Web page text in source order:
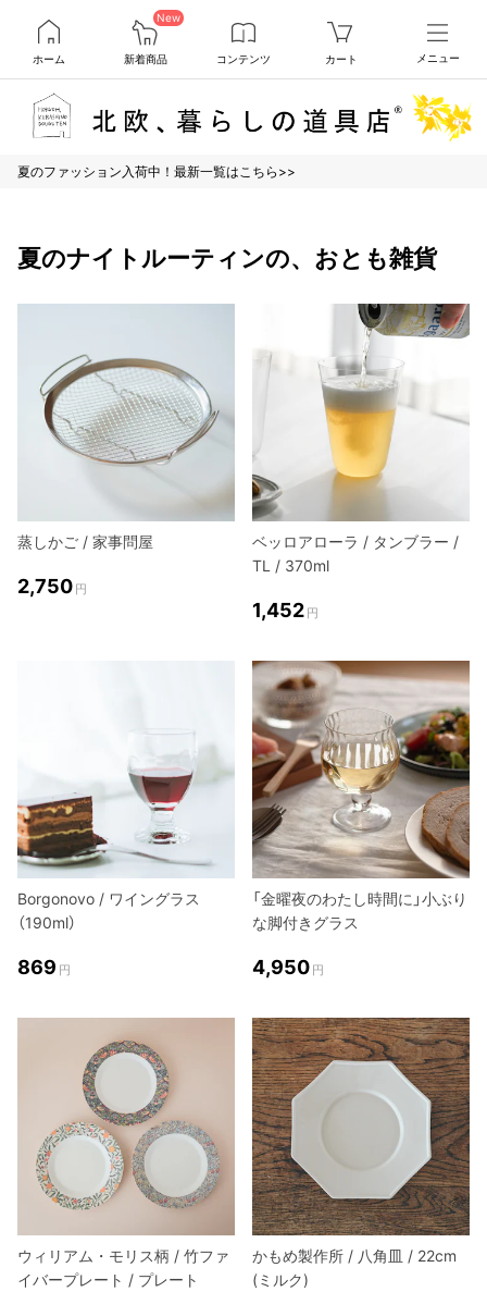
ホーム
New
新着商品 コンテンツ カート メニュー
夏のファッション入荷中！最新一覧はこちら>>
夏のナイトルーティンの、おとも雑貨
蒸しかご / 家事問屋
2,750 円
ベッロアローラ / タンブラー /
TL / 370ml
1,452 円
Borgonovo / ワイングラス
（190ml）
869 円
「金曜夜のわたし時間に」小ぶり
な脚付きグラス
4,950 円
ウィリアム・モリス柄 / 竹ファ
イバープレート / プレート
かもめ製作所 / 八角皿 / 22cm
(ミルク)